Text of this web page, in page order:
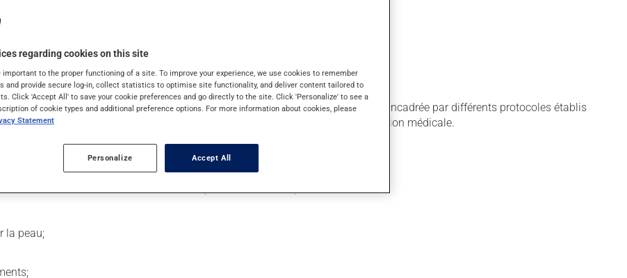
d'hémorragie.
de santé, par un membre du personnel médical. Son utilisation est encadrée par différents protocoles établis
dont le médicament est administré sont alors déterminés selon votre condition médicale.
entraîner certains effets indésirables (effets secondaires), notamment :
la peau;
regarding cookies on this site
important to the proper functioning of a site. To improve your experience, we use cookies to remember
and provide secure log-in, collect statistics to optimise site functionality, and deliver content tailored to
Click 'Accept All' to save your cookie preferences and go directly to the site. Click 'Personalize' to see a
of cookie types and additional preference options. For more information about cookies, please
Statement
Personalize Accept All